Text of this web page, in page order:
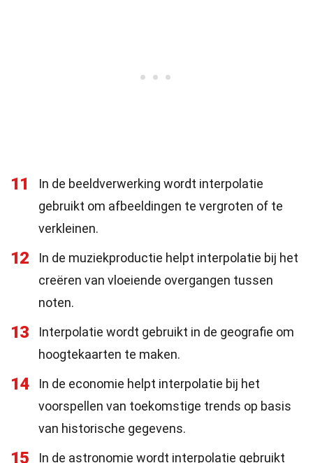
11
In de beeldverwerking wordt interpolatie
gebruikt om afbeeldingen te vergroten of te
verkleinen.
12
In de muziekproductie helpt interpolatie bij het
creëren van vloeiende overgangen tussen
noten.
13
Interpolatie wordt gebruikt in de geografie om
hoogtekaarten te maken.
14
In de economie helpt interpolatie bij het
voorspellen van toekomstige trends op basis
van historische gegevens.
15
In de astronomie wordt interpolatie gebruikt